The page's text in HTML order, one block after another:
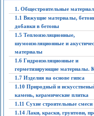
1. Общестроительные
1.1 Вяжущие материалы,
добавки в бетоны
1.5 Теплоизоляционные,
шумоизоляционные и
материалы
1.6 Гидроизоляционные и
герметизирующие материалы.
1.7 Изделия на основе гипса
1.10 Природный и
камень, керамические плитка
1.11 Сухие строительные смеси
1.14 Лаки, краски, грунтови,